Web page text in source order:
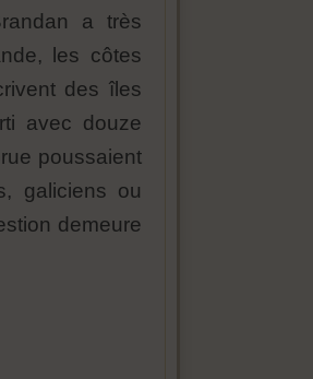
a très
les côtes
des îles
avec douze
poussaient
galiciens ou
demeure